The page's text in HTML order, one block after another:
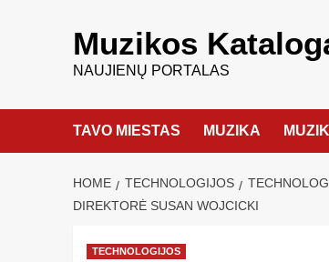
Muzikos
NAUJIENŲ PORTALAS
TAVO MIESTAS MUZIKA
HOME TECHNOLOGIJOS
DIREKTORĖ SUSAN WOJCICKI
TECHNOLOGIJOS